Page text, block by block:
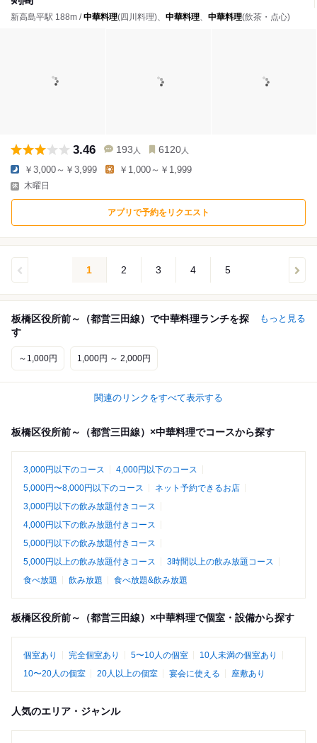
新高島平駅 188m /中華料理(四川料理)、 中華料理、 中華料理(飲茶・点心)
3.46 193 人 6120 人
￥3,000～￥3,999 ￥1,000～￥1,999
木曜日
アプリで予約をリクエスト
1 2 3 4 5
板橋区役所前～（都営三田線）で中華料理ランチを探
す
もっと見る
～1,000円 1,000円 ～ 2,000円
関連のリンクをすべて表示する
板橋区役所前～（都営三田線）×中華料理でコースから探す
3,000円以下のコース
4,000円以下のコース
5,000円〜8,000円以下のコース
ネット予約できるお店
3,000円以下の飲み放題付きコース
4,000円以下の飲み放題付きコース
5,000円以下の飲み放題付きコース
5,000円以上の飲み放題付きコース
3時間以上の飲み放題コース
食べ放題
飲み放題 食べ放題&飲み放題
板橋区役所前～（都営三田線）×中華料理で個室・設備から探す
個室あり 完全個室あり 5〜10人の個室
10人未満の個室あり
10〜20人の個室
20人以上の個室 宴会に使える 座敷あり
人気のエリア・ジャンル